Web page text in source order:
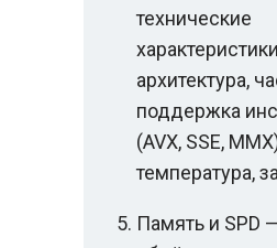
технические
архитектура,
поддержка
(AVX, SSE,
температура,
Память и SPD